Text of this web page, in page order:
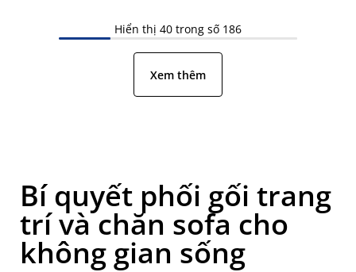
Hiển thị 40 trong số 186
Xem thêm
Bí quyết phối gối trang
trí và chăn sofa cho
không gian sống